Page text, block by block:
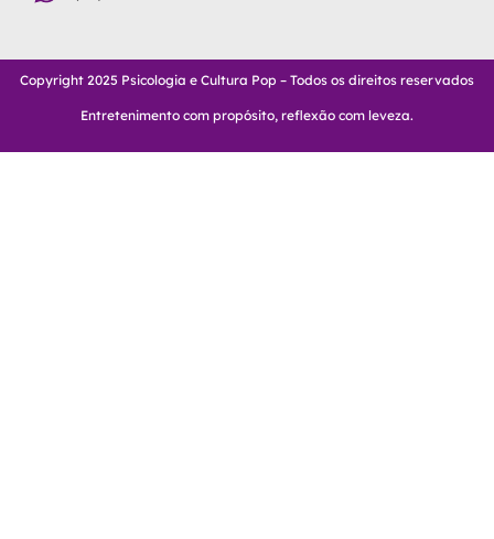
Copyright 2025 Psicologia e Cultura Pop – Todos os direitos reservados
Entretenimento com propósito, reflexão com leveza.